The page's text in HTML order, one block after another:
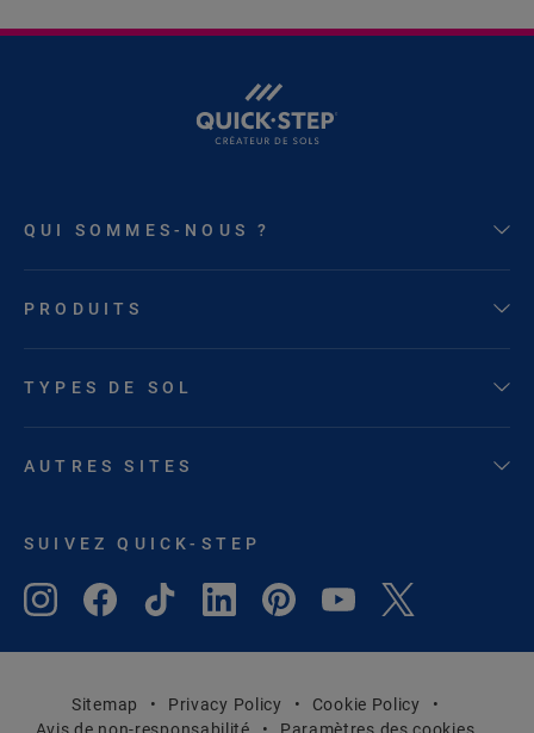
QUI SOMMES-NOUS ?
PRODUITS
TYPES DE SOL
AUTRES SITES
SUIVEZ QUICK-STEP
Sitemap Privacy Policy
Cookie Policy